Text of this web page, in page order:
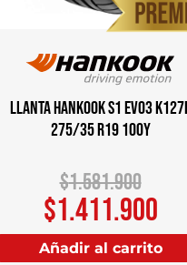
Llanta HANKOOK S1 Evo3
275/35 R19 100Y
$1.581.900
$1.411.900
Añadir al carrito